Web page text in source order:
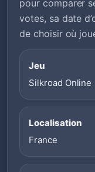
pour comparer
votes, sa date
de choisir où
Jeu
Silkroad Online
Localisation
France